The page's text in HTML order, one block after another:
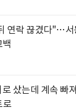
연락 끊겼다"…서
백
로 샀는데 계속 빠
로